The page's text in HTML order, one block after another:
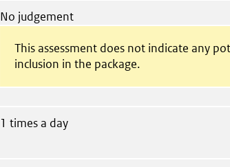
No judgement
This assessment does not indicate any
inclusion in the package.
1 times a day